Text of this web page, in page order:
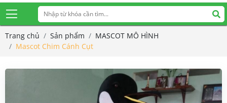
Trang chủ Sản phẩm
MASCOT MÔ HÌNH
Mascot Chim Cánh Cụt